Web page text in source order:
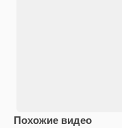
Похожие видео